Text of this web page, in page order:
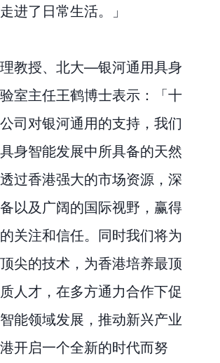
进了日常生活。」
教授、北大—银河通用具身
室主任王鹤博士表示：「十
司对银河通用的支持，我们
身智能发展中所具备的天然
过香港强大的市场资源，深
以及广阔的国际视野，赢得
关注和信任。同时我们将为
尖的技术，为香港培养最顶
人才，在多方通力合作下促
能领域发展，推动新兴产业
开启一个全新的时代而努